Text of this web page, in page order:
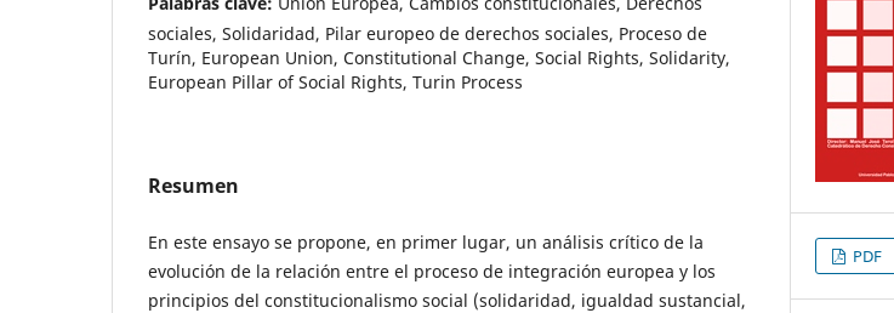
sociales, Solidaridad, Pilar europeo de derechos sociales, Proceso de
Turín, European Union, Constitutional Change, Social Rights, Solidarity,
European Pillar of Social Rights, Turin Process
Resumen
En este ensayo se propone, en primer lugar, un análisis crítico de la
evolución de la relación entre el proceso de integración europea y los
principios del constitucionalismo social (solidaridad, igualdad sustancial,
PDF